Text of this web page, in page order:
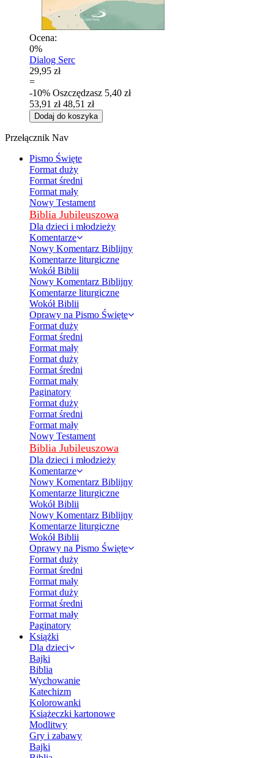
Ocena:
0%
Dialog Serc
29,95 zł
=
-10% Oszczędzasz 5,40 zł
53,91 zł 48,51 zł
Dodaj do koszyka
Przełącznik Nav
Pismo Święte
Format duży
Format średni
Format mały
Nowy Testament
Biblia Jubileuszowa
Dla dzieci i młodzieży
Komentarze
Nowy Komentarz Biblijny
Komentarze liturgiczne
Wokół Biblii
Nowy Komentarz Biblijny
Komentarze liturgiczne
Wokół Biblii
Oprawy na Pismo Święte
Format duży
Format średni
Format mały
Format duży
Format średni
Format mały
Paginatory
Format duży
Format średni
Format mały
Nowy Testament
Biblia Jubileuszowa
Dla dzieci i młodzieży
Komentarze
Nowy Komentarz Biblijny
Komentarze liturgiczne
Wokół Biblii
Nowy Komentarz Biblijny
Komentarze liturgiczne
Wokół Biblii
Oprawy na Pismo Święte
Format duży
Format średni
Format mały
Format duży
Format średni
Format mały
Paginatory
Książki
Dla dzieci
Bajki
Biblia
Wychowanie
Katechizm
Kolorowanki
Książeczki kartonowe
Modlitwy
Gry i zabawy
Bajki